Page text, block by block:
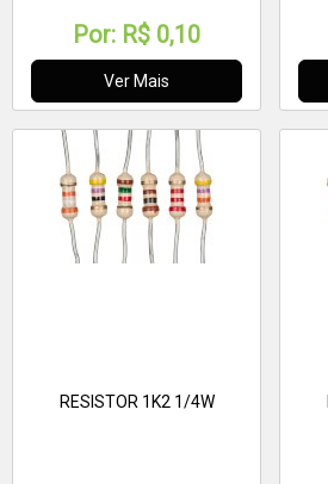
Por: R$ 0,10
Ver Mais
RESISTOR 1K2 1/4W